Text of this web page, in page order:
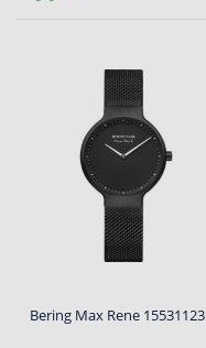
Bering Max Rene 15531123